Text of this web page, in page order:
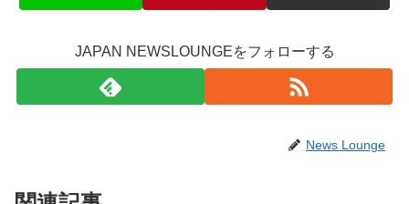
JAPAN NEWSLOUNGEをフォローする
News Lounge